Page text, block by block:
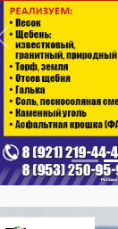
Previous